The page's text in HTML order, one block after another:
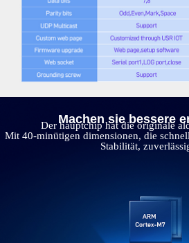
Machen sie bessere
Der hauptchip hat die originale
Mit 40-minütigen dimensionen, die
Stabilität,